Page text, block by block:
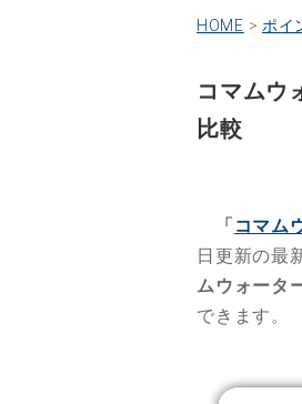
HOME > ポイ
コマムウ
比較
「 コマム
日更新の最
ムウォータ
できます。